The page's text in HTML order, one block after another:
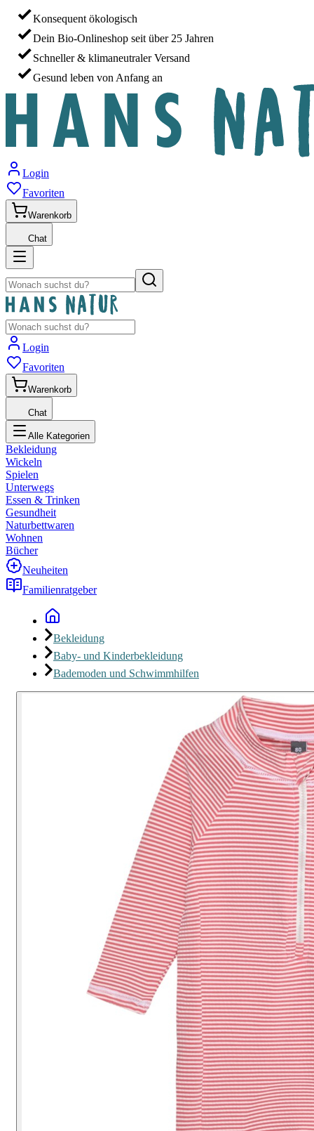
Konsequent ökologisch
Dein Bio-Onlineshop seit über 25 Jahren
Schneller & klimaneutraler Versand
Gesund leben von Anfang an
Login
Favoriten
Warenkorb
Chat
Login
Favoriten
Warenkorb
Chat
Alle Kategorien
Bekleidung
Wickeln
Spielen
Unterwegs
Essen & Trinken
Gesundheit
Naturbettwaren
Wohnen
Bücher
Neuheiten
Familienratgeber
Bekleidung
Baby- und Kinderbekleidung
Bademoden und Schwimmhilfen